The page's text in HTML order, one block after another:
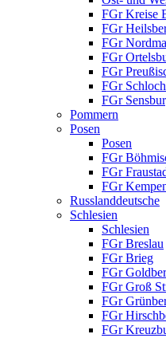
FGr Kreise
FGr
FGr
FGr
FGr
FGr
FGr
Pommern
Posen
Posen
FGr
FGr
FGr
Russlanddeutsche
Schlesien
Schlesien
FGr Breslau
FGr Brieg
FGr
FGr Groß
FGr
FGr
FGr